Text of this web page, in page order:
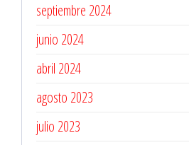
septiembre 2024
junio 2024
abril 2024
agosto 2023
julio 2023